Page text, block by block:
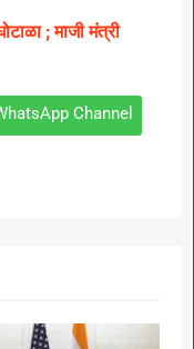
; माजी मंत्री
Channel